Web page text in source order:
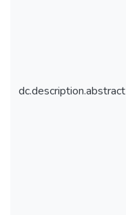
dc.description.abstract